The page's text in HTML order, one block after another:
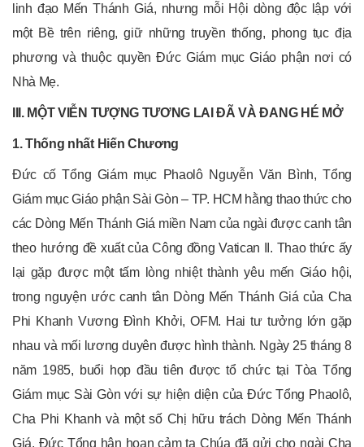
linh đạo Mến Thánh Giá, nhưng mỗi Hội dòng độc lập với
một Bề trên riêng, giữ những truyền thống, phong tục địa
phương và thuộc quyền Đức Giám mục Giáo phận nơi có
Nhà Mẹ.
III. MỘT VIỄN TƯỢNG TƯƠNG LAI ĐÃ VÀ ĐANG HÉ MỞ
1. Thống nhất Hiến Chương
Đức cố Tổng Giám mục Phaolô Nguyễn Văn Bình, Tổng
Giám mục Giáo phận Sài Gòn – TP. HCM hằng thao thức cho
các Dòng Mến Thánh Giá miền Nam của ngài được canh tân
theo hướng đề xuất của Công đồng Vatican II. Thao thức ấy
lại gặp được một tấm lòng nhiệt thành yêu mến Giáo hội,
trong nguyện ước canh tân Dòng Mến Thánh Giá của Cha
Phi Khanh Vương Đình Khởi, OFM. Hai tư tưởng lớn gặp
nhau và mối lương duyên được hình thành. Ngày 25 tháng 8
năm 1985, buổi họp đầu tiên được tổ chức tại Tòa Tổng
Giám mục Sài Gòn với sự hiện diện của Đức Tổng Phaolô,
Cha Phi Khanh và một số Chị hữu trách Dòng Mến Thánh
Giá. Đức Tổng hân hoan cảm tạ Chúa đã gửi cho ngài Cha